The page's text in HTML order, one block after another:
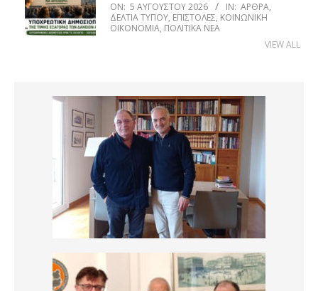
ON: 5 ΑΥΓΟΎΣΤΟΥ 2026 IN: ΆΡΘΡΑ,
ΔΕΛΤΊΑ ΤΎΠΟΥ, ΕΠΙΣΤΟΛΈΣ, ΚΟΙΝΩΝΙΚΉ
ΟΙΚΟΝΟΜΊΑ, ΠΟΛΙΤΙΚΆ ΝΈΑ
VIEW ALL